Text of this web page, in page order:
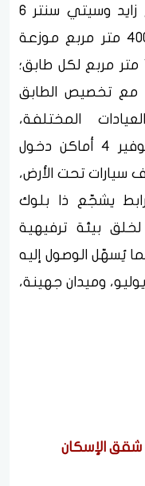
Block، الواقع في مدينة الشيخ زايد وسيتي سنتر 6
أكتوبر، الذي يغطي مساحة 4000 متر مربع موزعة
على ثلاثة طوابق علوي - 1000 متر مربع لكل طابق؛
مع تخصيص الطابق
المختلفة،
بتشطيبات عالية الجودة، مع توفير 4 أماكن دخول
سيارات تحت الأرض،
يشجّع ذا بلوك
بيئة ترفيهية
يُسهّل الوصول إليه
بشكل مباشر، عن طريق محور 26 يوليو، وميدان جهينة،
شقق الإسكان